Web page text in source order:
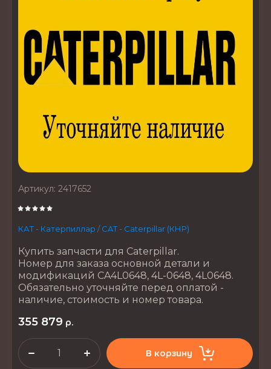
Артикул: 2417652
КАТ - Катерпиллар / CAT - Caterpillar (КНР)
Купить запчасти для Caterpillar.
Номер для заказа основной детали и
модификаций CA4L0648, 4L-0648, 4L0648.
Обязательно уточняйте перед оплатой -
наличие, стоимость и номер товара.
355 879 р.
В корзину